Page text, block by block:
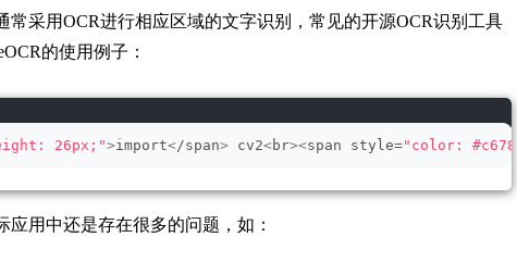
采用OCR进行相应区域的文字识别，常见的开源OCR识别工具
的使用例子：
26px;">import</span> cv2<br><span style="color:
应用中还是存在很多的问题，如：